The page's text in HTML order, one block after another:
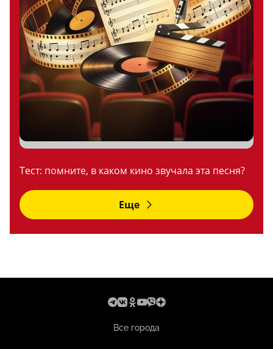
Тест: помните, в каком кино звучала эта песня?
Еще
Все города